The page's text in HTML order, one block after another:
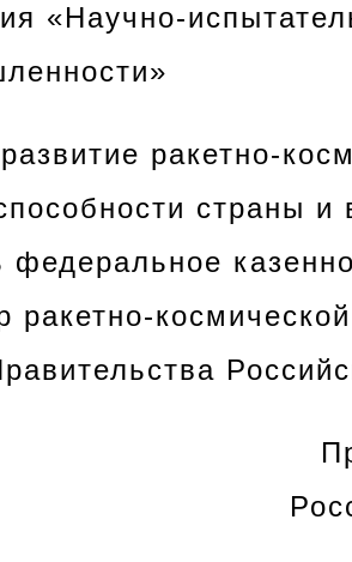
«Научно-
ракетно-
страны
федеральное
ракетно-